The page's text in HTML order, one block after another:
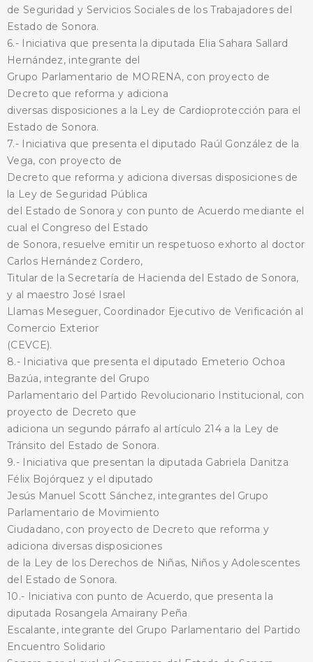
de Seguridad y Servicios Sociales de los Trabajadores del
Estado de Sonora.
6.- Iniciativa que presenta la diputada Elia Sahara Sallard
Hernández, integrante del
Grupo Parlamentario de MORENA, con proyecto de
Decreto que reforma y adiciona
diversas disposiciones a la Ley de Cardioprotección para el
Estado de Sonora.
7.- Iniciativa que presenta el diputado Raúl González de la
Vega, con proyecto de
Decreto que reforma y adiciona diversas disposiciones de
la Ley de Seguridad Pública
del Estado de Sonora y con punto de Acuerdo mediante el
cual el Congreso del Estado
de Sonora, resuelve emitir un respetuoso exhorto al doctor
Carlos Hernández Cordero,
Titular de la Secretaría de Hacienda del Estado de Sonora,
y al maestro José Israel
Llamas Meseguer, Coordinador Ejecutivo de Verificación al
Comercio Exterior
(CEVCE).
8.- Iniciativa que presenta el diputado Emeterio Ochoa
Bazúa, integrante del Grupo
Parlamentario del Partido Revolucionario Institucional, con
proyecto de Decreto que
adiciona un segundo párrafo al artículo 214 a la Ley de
Tránsito del Estado de Sonora.
9.- Iniciativa que presentan la diputada Gabriela Danitza
Félix Bojórquez y el diputado
Jesús Manuel Scott Sánchez, integrantes del Grupo
Parlamentario de Movimiento
Ciudadano, con proyecto de Decreto que reforma y
adiciona diversas disposiciones
de la Ley de los Derechos de Niñas, Niños y Adolescentes
del Estado de Sonora.
10.- Iniciativa con punto de Acuerdo, que presenta la
diputada Rosangela Amairany Peña
Escalante, integrante del Grupo Parlamentario del Partido
Encuentro Solidario